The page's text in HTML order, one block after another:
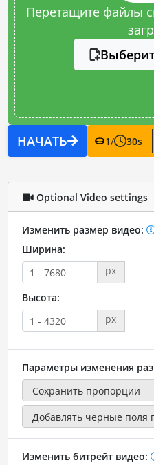
Перетащите файлы
НАЧАТЬ 1/ 30s
Optional Video settings
Изменить размер видео:
Ширина:
px
Высота:
px
Параметры изменения
Изменить битрейт видео: